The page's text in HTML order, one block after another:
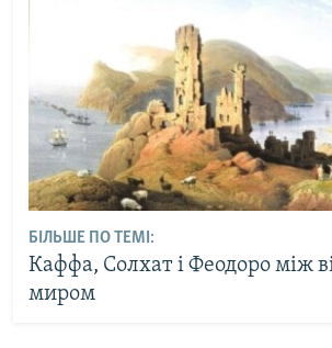
БІЛЬШЕ ПО ТЕМІ:
Каффа, Солхат і Феодоро між
миром